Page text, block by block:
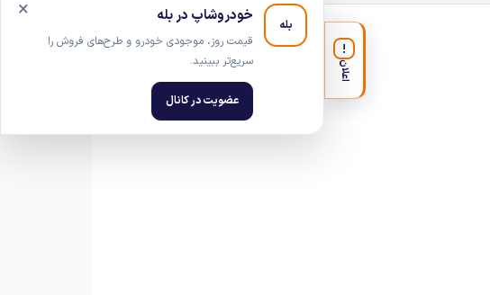
!
اعلان
× بله خودروشاپ در بله
قیمت روز، موجودی خودرو و طرح‌های فروش را
سریع‌تر ببینید.
عضویت در کانال